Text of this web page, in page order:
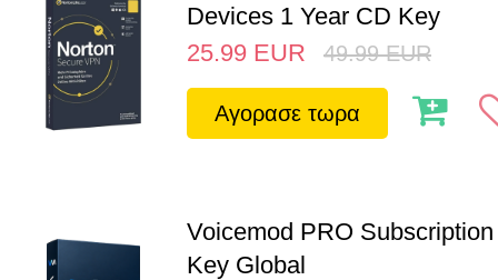
Devices 1 Year CD Key
25.99 EUR 49.99 EUR
Αγορασε τωρα
Voicemod PRO
Key Global